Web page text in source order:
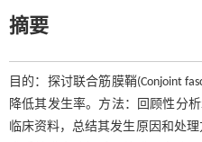
摘要
目的：探讨联合筋膜鞘(Conjoint
降低其发生率。方法：回顾性分
临床资料，总结其发生原因和处